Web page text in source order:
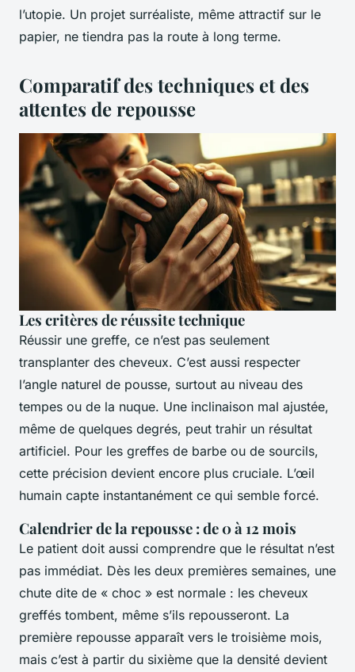
l’utopie. Un projet surréaliste, même attractif sur le
papier, ne tiendra pas la route à long terme.
Comparatif des techniques et des
attentes de repousse
Les critères de réussite technique
Réussir une greffe, ce n’est pas seulement
transplanter des cheveux. C’est aussi respecter
l’angle naturel de pousse, surtout au niveau des
tempes ou de la nuque. Une inclinaison mal ajustée,
même de quelques degrés, peut trahir un résultat
artificiel. Pour les greffes de barbe ou de sourcils,
cette précision devient encore plus cruciale. L’œil
humain capte instantanément ce qui semble forcé.
Calendrier de la repousse : de 0 à 12 mois
Le patient doit aussi comprendre que le résultat n’est
pas immédiat. Dès les deux premières semaines, une
chute dite de « choc » est normale : les cheveux
greffés tombent, même s’ils repousseront. La
première repousse apparaît vers le troisième mois,
mais c’est à partir du sixième que la densité devient